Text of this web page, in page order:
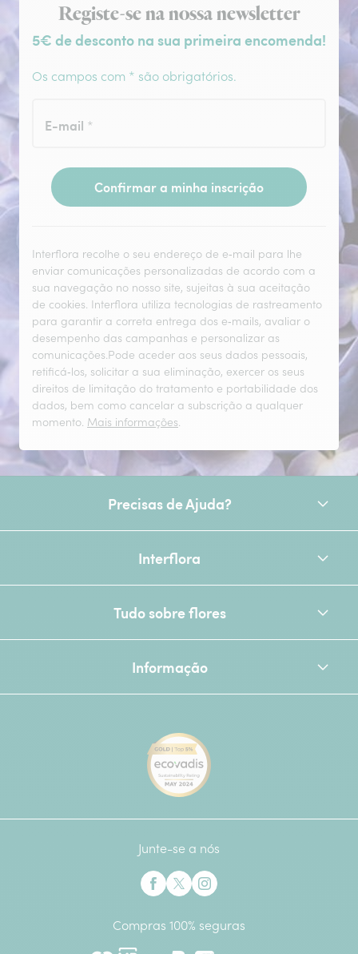
Subscrição da newsletter
Registe-se na nossa newsletter
5€ de desconto na sua primeira encomenda!
Os campos com * são obrigatórios.
E-mail *
Confirmar a minha inscrição
Interflora recolhe o seu endereço de e‑mail para lhe
enviar comunicações personalizadas de acordo com a
sua navegação no nosso site, sujeitas à sua aceitação
de cookies. Interflora utiliza tecnologias de rastreamento
para garantir a correta entrega dos e‑mails, avaliar o
desempenho das campanhas e personalizar as
comunicações.Pode aceder aos seus dados pessoais,
retificá‑los, solicitar a sua eliminação, exercer os seus
direitos de limitação do tratamento e portabilidade dos
dados, bem como cancelar a subscrição a qualquer
momento. Mais informações.
Precisas de Ajuda?
Interflora
Tudo sobre flores
Informação
Junte-se a nós
Compras 100% seguras